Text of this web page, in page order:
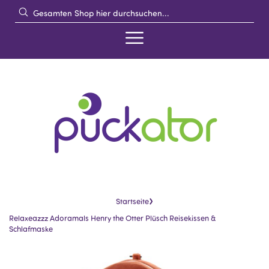
Startseite›
Relaxeazzz Adoramals Henry the Otter Plüsch Reisekissen &
Schlafmaske